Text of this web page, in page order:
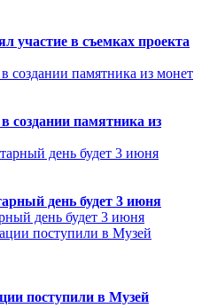
участие в съемках проекта
создании памятника из
день будет 3 июня
день будет 3 июня
поступили в Музей